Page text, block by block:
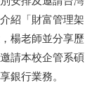
紹「財富管理架
楊老師並分享歷
請本校企管系碩
銀行業務。